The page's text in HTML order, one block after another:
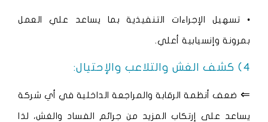
• تسهيل الإجراءات التنفيذية بما يساعد علي العمل
بمرونة وإنسيابية أعلي.
4) كشف الغش والتلاعب والإحتيال:
⇐ ضعف أنظمة الرقابة والمراجعة الداخلية في أي شركة
يساعد على إرتكاب المزيد من جرائم الفساد والغش، لذا